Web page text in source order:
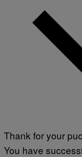
Thank for your
You have